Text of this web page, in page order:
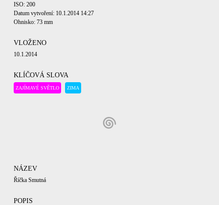
ISO: 200
Datum vytvoření: 10.1.2014 14:27
Ohnisko: 73 mm
VLOŽENO
10.1.2014
KLÍČOVÁ SLOVA
ZAJÍMAVÉ SVĚTLO ZIMA
NÁZEV
Říčka Smutná
POPIS